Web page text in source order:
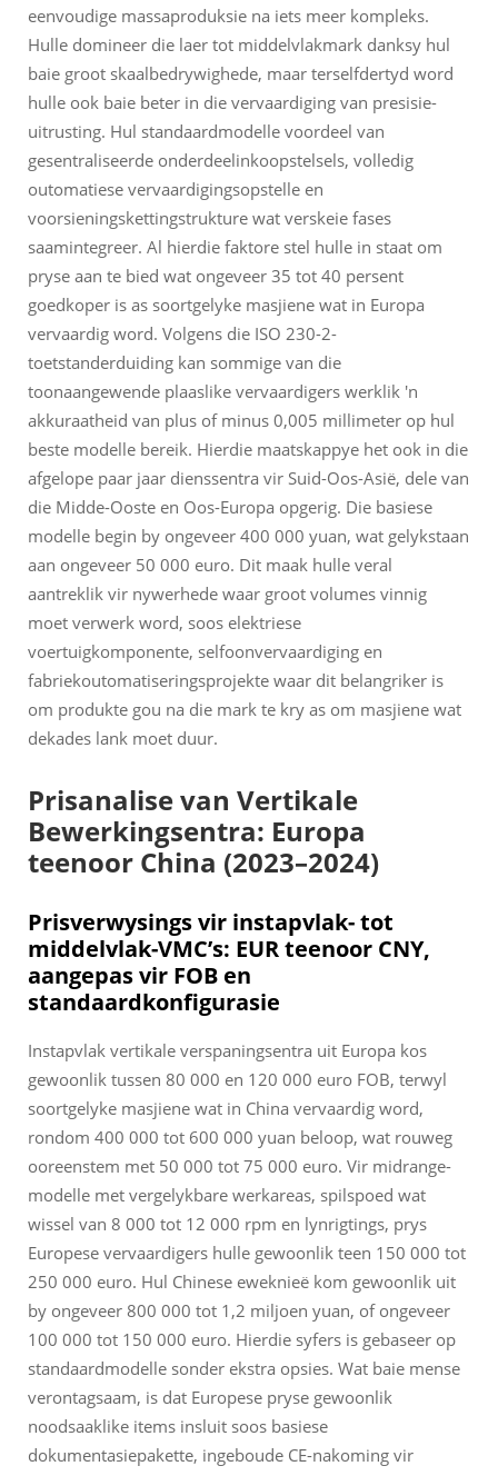
eenvoudige massaproduksie na iets meer kompleks.
Hulle domineer die laer tot middelvlakmark danksy hul
baie groot skaalbedrywighede, maar terselfdertyd word
hulle ook baie beter in die vervaardiging van presisie-
uitrusting. Hul standaardmodelle voordeel van
gesentraliseerde onderdeelinkoopstelsels, volledig
outomatiese vervaardigingsopstelle en
voorsieningskettingstrukture wat verskeie fases
saamintegreer. Al hierdie faktore stel hulle in staat om
pryse aan te bied wat ongeveer 35 tot 40 persent
goedkoper is as soortgelyke masjiene wat in Europa
vervaardig word. Volgens die ISO 230-2-
toetstanderduiding kan sommige van die
toonaangewende plaaslike vervaardigers werklik 'n
akkuraatheid van plus of minus 0,005 millimeter op hul
beste modelle bereik. Hierdie maatskappye het ook in die
afgelope paar jaar dienssentra vir Suid-Oos-Asië, dele van
die Midde-Ooste en Oos-Europa opgerig. Die basiese
modelle begin by ongeveer 400 000 yuan, wat gelykstaan
aan ongeveer 50 000 euro. Dit maak hulle veral
aantreklik vir nywerhede waar groot volumes vinnig
moet verwerk word, soos elektriese
voertuigkomponente, selfoonvervaardiging en
fabriekoutomatiseringsprojekte waar dit belangriker is
om produkte gou na die mark te kry as om masjiene wat
dekades lank moet duur.
Prisanalise van Vertikale
Bewerkingsentra: Europa
teenoor China (2023–2024)
Prisverwysings vir instapvlak- tot
middelvlak-VMC’s: EUR teenoor CNY,
aangepas vir FOB en
standaardkonfigurasie
Instapvlak vertikale verspaningsentra uit Europa kos
gewoonlik tussen 80 000 en 120 000 euro FOB, terwyl
soortgelyke masjiene wat in China vervaardig word,
rondom 400 000 tot 600 000 yuan beloop, wat rouweg
ooreenstem met 50 000 tot 75 000 euro. Vir midrange-
modelle met vergelykbare werkareas, spilspoed wat
wissel van 8 000 tot 12 000 rpm en lynrigtings, prys
Europese vervaardigers hulle gewoonlik teen 150 000 tot
250 000 euro. Hul Chinese eweknieë kom gewoonlik uit
by ongeveer 800 000 tot 1,2 miljoen yuan, of ongeveer
100 000 tot 150 000 euro. Hierdie syfers is gebaseer op
standaardmodelle sonder ekstra opsies. Wat baie mense
verontagsaam, is dat Europese pryse gewoonlik
noodsaaklike items insluit soos basiese
dokumentasiepakette, ingeboude CE-nakoming vir